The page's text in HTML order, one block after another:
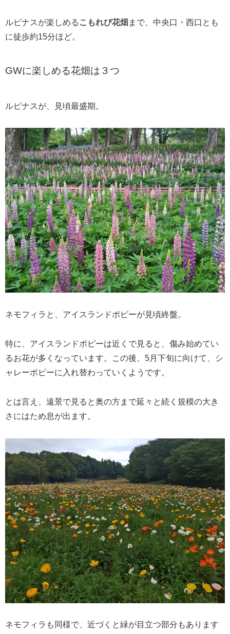
ルピナスが楽しめる こもれび花畑 まで、中央口・西口とも
に徒歩約15分ほど。
GWに楽しめる花畑は３つ
ルピナスが、見頃最盛期。
ネモフィラと、アイスランドポピーが見頃終盤。
特に、アイスランドポピーは近くで見ると、傷み始めてい
るお花が多くなっています。この後、5月下旬に向けて、シ
ャレーポピーに入れ替わっていくようです。
とは言え、遠景で見ると奥の方まで延々と続く規模の大き
さにはため息が出ます。
ネモフィラも同様で、近づくと緑が目立つ部分もあります